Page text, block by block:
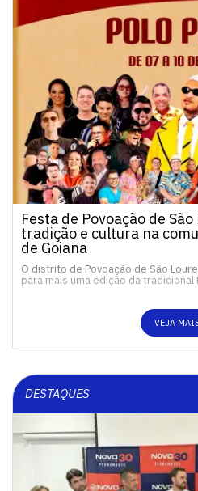
Festa de Povoação de
tradição e cultura na
de Goiana
O distrito de Povoação de São
para mais uma edição da
VEJA
DESTAQUES